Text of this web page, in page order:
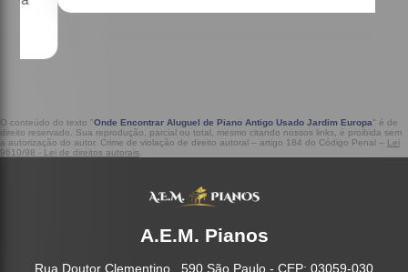
O conteúdo do texto "Onde Encontrar Aluguel de Piano Antigo Usado Jardim Europa" é de
direito reservado. Sua reprodução, parcial ou total, mesmo citando nossos links, é proibida sem
a autorização do autor. Crime de violação de direito autoral – artigo 184 do Código Penal – Lei
9610/98 - Lei de direitos autorais
A.E.M. Pianos
Rua Doutor Clementino , 590 São Paulo - CEP: 03059-030